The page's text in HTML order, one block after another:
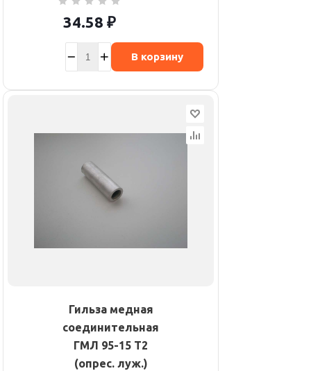
34.58 ₽
В корзину
Гильза медная
соединительная
ГМЛ 95-15 Т2
(опрес. луж.)